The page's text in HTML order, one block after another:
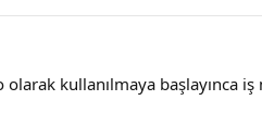
kullanılmaya başlayınca